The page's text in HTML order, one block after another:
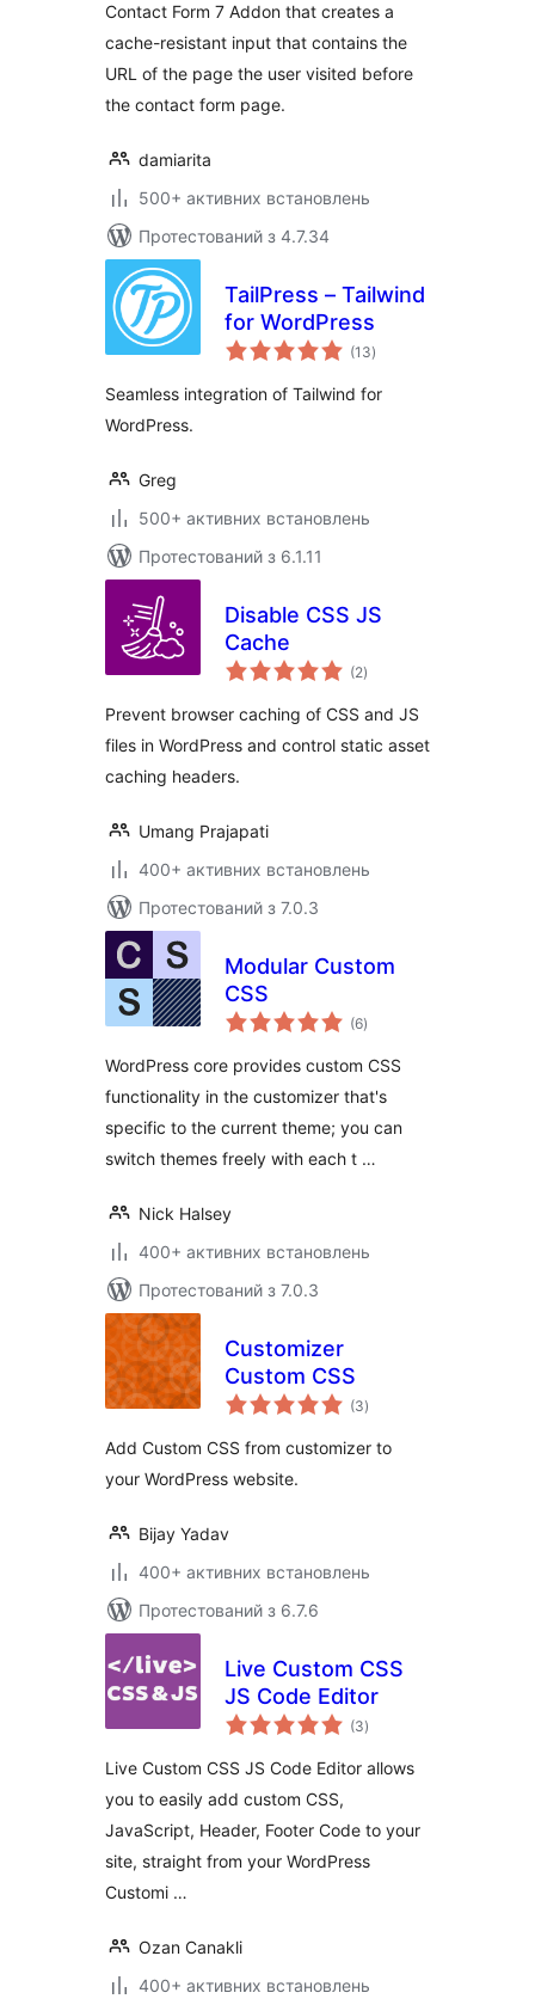
Contact Form 7 Addon that creates a
cache-resistant input that contains the
URL of the page the user visited before
the contact form page.
damiarita
500+ активних встановлень
Протестований з 4.7.34
TailPress – Tailwind
for WordPress
(13загальний
рейтинг
)
Seamless integration of Tailwind for
WordPress.
Greg
500+ активних встановлень
Протестований з 6.1.11
Disable CSS JS
Cache
(2загальний
рейтинг
)
Prevent browser caching of CSS and JS
files in WordPress and control static asset
caching headers.
Umang Prajapati
400+ активних встановлень
Протестований з 7.0.3
Modular Custom
CSS
(6загальний
рейтинг
)
WordPress core provides custom CSS
functionality in the customizer that's
specific to the current theme; you can
switch themes freely with each t …
Nick Halsey
400+ активних встановлень
Протестований з 7.0.3
Customizer
Custom CSS
(3загальний
рейтинг
)
Add Custom CSS from customizer to
your WordPress website.
Bijay Yadav
400+ активних встановлень
Протестований з 6.7.6
Live Custom CSS
JS Code Editor
(3загальний
рейтинг
)
Live Custom CSS JS Code Editor allows
you to easily add custom CSS,
JavaScript, Header, Footer Code to your
site, straight from your WordPress
Customi …
Ozan Canakli
400+ активних встановлень